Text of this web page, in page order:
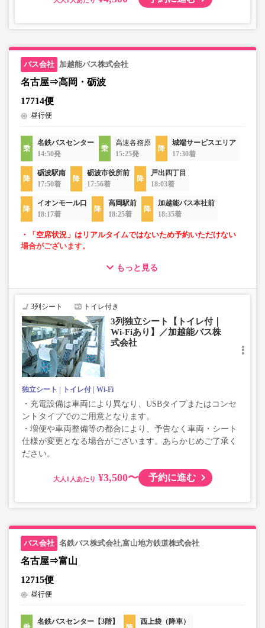
加越能バス株式会社
名古屋⇒高岡・砺波
17714便
昼行便
名鉄バスセンター
14:50発
高速各務原
15:25発
城端サービスエリア
17:30着
砺波駅南
17:50着
砺波市役所前
17:56着
戸出四丁目
18:03着
イオンモール口
18:17着
高岡駅前
18:25着
加越能バス本社前
18:35着
・「空席状況」はリアルタイムではないため予約いただけない
場合がございます。
・ゆったり過ごせる3列独立シート車両での運行
・移動時間を快適に過ごせるWi-Fi付
もっと見る
3列シート トイレ付き
3列独立シート【トイレ付｜
Wi-Fiあり】／加越能バス株
式会社
独立シート トイレ付 Wi-Fi
・充電設備は車両により異なり、USBタイプまたはコンセ
ントタイプでのご用意となります。
・増便や車両整備等の都合により、予告なく車両・シート
仕様が変更となる場合がございます。あらかじめご了承く
ださい。
大人 ¥3,500〜 予約に進む
名鉄バス株式会社,富山地方鉄道株式会社
名古屋⇒富山
12715便
昼行便
名鉄バスセンター【3階】
西上袋（降車）